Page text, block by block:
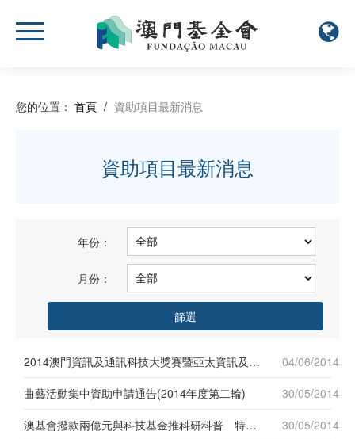
您的位置： 首頁 / 資助項目最新消息
資助項目最新消息
年份：
月份：
篩選
2014澳門資訊及通訊科技大獎賽暨亞太資訊及通訊科技大獎賽澳門區選拔賽Macau ICT Awards 2014現已接受報名
04/06/2014
曲藝活動集中資助申請通告(2014年度第二輪)
30/05/2014
澳基會撥款兩億元與科技基金推科研科普 特別資助計劃六月起申請
30/05/2014